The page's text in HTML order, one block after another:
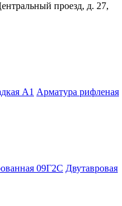
проезд, д. 27,
A1 Арматура рифленая
09Г2С Двутавровая